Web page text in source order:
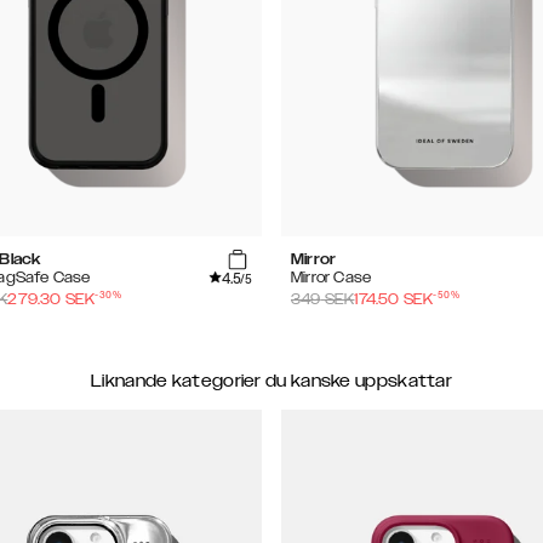
Case
4.5/5
279.30 SEK-30%
Mirror
Mirror Case
349SEK174.50 SEK-50%
Liknande kategorier du kanske uppskattar